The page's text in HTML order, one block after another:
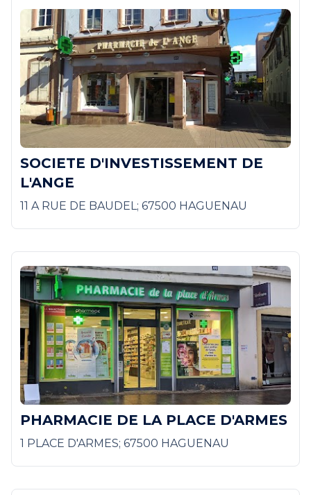
SOCIETE D'INVESTISSEMENT DE
L'ANGE
11 A RUE DE BAUDEL; 67500 HAGUENAU
PHARMACIE DE LA PLACE D'ARMES
1 PLACE D'ARMES; 67500 HAGUENAU